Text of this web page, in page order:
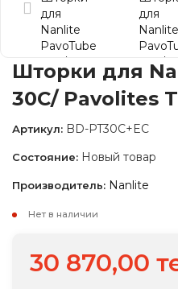
Шторки для
30C/ Pavolites
Артикул: BD-PT30C+EC
Состояние: Новый товар
Производитель: Nanlite
Нет в наличии
30 870,00